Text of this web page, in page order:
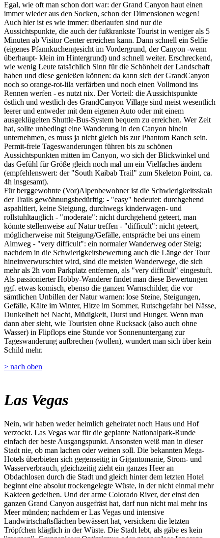
Egal, wie oft man schon dort war: der Grand Canyon haut einen
immer wieder aus den Socken, schon der Dimensionen wegen!
Auch hier ist es wie immer: überlaufen sind nur die
Aussichtspunkte, die auch der fußkrankste Tourist in weniger als 5
Minuten ab Visitor Center erreichen kann. Dann schnell ein Selfie
(eigenes Pfannkuchengesicht im Vordergrund, der Canyon -wenn
überhaupt- klein im Hintergrund) und schnell weiter. Erschreckend,
wie wenig Leute tatsächlich Sinn für die Schönheit der Landschaft
haben und diese genießen können: da kann sich der GrandCanyon
noch so orange-rot-lila verfärben und noch einen Vollmond ins
Rennen werfen - es nutzt nix. Der Vorteil: die Aussichtspunkte
östlich und westlich des GrandCanyon Village sind meist wesentlich
leerer und entweder mit dem eigenen Auto oder mit einem
ausgeklügelten Shuttle-Bus-System bequem zu erreichen. Wer Zeit
hat, sollte unbedingt eine Wanderung in den Canyon hinein
unternehmen, es muss ja nicht gleich bis zur Phantom Ranch sein.
Permit-freie Tageswanderungen führen bis zu schönen
Aussichtspunkten mitten im Canyon, wo sich der Blickwinkel und
das Gefühl für Größe gleich noch mal um ein Vielfaches ändern
(empfehlenswert: der "South Kaibab Trail" zum Skeleton Point, ca.
4h insgesamt).
Für berggewohnte (Vor)Alpenbewohner ist die Schwierigkeitsskala
der Trails gewöhnungsbedürftig: - "easy" bedeutet: durchgehend
aspahltiert, keine Steigung, durchwegs kinderwagen- und
rollstuhltauglich - "moderate": nicht durchgehend geteert, man
könnte stellenweise auf Natur treffen - "difficult": nicht geteert,
möglicherweise mit Steigung/Gefälle, entspräche bei uns einem
Almweg - "very difficult": ein normaler Wanderweg oder Steig;
nachdem in die Schwierigkeitsbewertung auch die Länge der Tour
hineinverwurschtet wird, sind die meisten Wanderwege, die sich
mehr als 2h vom Parkplatz entfernen, als "very difficult" eingestuft.
Als passionierter Hobby-Wanderer findet man diese Bewertungen
ggf. etwas komisch, ebenso die ganzen Warnschilder, die vor
sämtlichen Unbillen der Natur warnen: lose Steine, Steigungen,
Gefälle, Kälte im Winter, Hitze im Sommer, Rutschgefahr bei Nässe,
Dunkelheit bei Nacht, Müdigkeit, Durst und Hunger. Wenn man
dann aber sieht, wie Touristen ohne Rucksack (also auch ohne
Wasser) in Flipflops eine Stunde vor Sonnenuntergang zur
Tageswanderung aufbrechen (wollen), wundert man sich über kein
Schild mehr.
> nach oben
Las Vegas
Nein, wir haben weder heimlich geheiratet noch Haus und Hof
verzockt. Las Vegas war für die geplante Nationalpark-Runde
einfach der beste Ausgangspunkt. Ansonsten weiß man in dieser
Stadt nie, ob man lachen oder weinen soll. Die bekannten Mega-
Hotels überbieten sich gegenseitig in Gigantomanie, Strom- und
Wasserverbrauch, gleichzeitig zieht ein ganzes Heer an
Obdachlosen durch die Stadt und gleich hinter dem letzten Hotel
beginnt eine absolut trockengelegte Wüste, in der nicht einmal mehr
Kakteen gedeihen. Und der arme Colorado River, der einst den
ganzen Grand Canyon ausgefräst hat, darf nun nicht mal mehr ins
Meer münden; nachdem er Las Vegas und intensive
Landwirtschaftsflächen bewässert hat, versickern die letzten
Tröpfchen kläglich in der Wüste. Die Stadt lebt, als gäbe es kein